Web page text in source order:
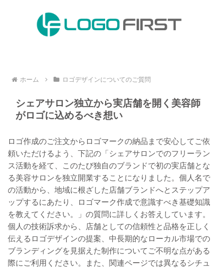
ホーム ロゴデザインについてのご質問
シェアサロン独立から実店舗を開く美容師
がロゴに込めるべき想い
ロゴ作成のご注文からロゴマークの納品まで安心してご依
頼いただけるよう、下記の「シェアサロンでのフリーラン
ス活動を経て、このたび独自のブランドで初の実店舗とな
る美容サロンを独立開業することになりました。個人名で
の活動から、地域に根ざした店舗ブランドへとステップア
ップするにあたり、ロゴマーク作成で意識すべき基礎知識
を教えてください。」の質問に詳しくお答えしています。
個人の技術訴求から、店舗としての信頼性と品格を正しく
伝えるロゴデザインの提案、中長期的なローカル市場での
ブランディングを見据えた制作についてご不明な点がある
際にご利用ください。また、関連ページでは異なるシチュ